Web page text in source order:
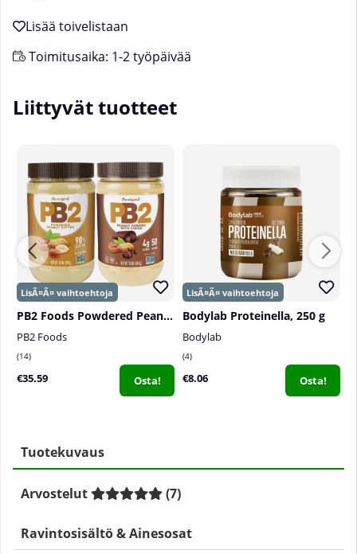
Toimitusaika: 1-2 työpäivää
Liittyvät tuotteet
PB2 Foods Powdered Peanut Butter, 454 g
PB2 Foods
14
€35.59 Osta!
Bodylab Proteinella, 250 g
Bodylab
4
€8.06 Osta!
Tuotekuvaus
Arvostelut (7)
Ravintosisältö & Ainesosat